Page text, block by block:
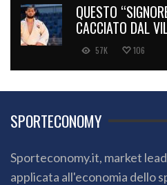
QUESTO
CACCIATO DAL
57K 106
SPORTECONOMY
Sporteconomy.it, market
applicata all'economia dello